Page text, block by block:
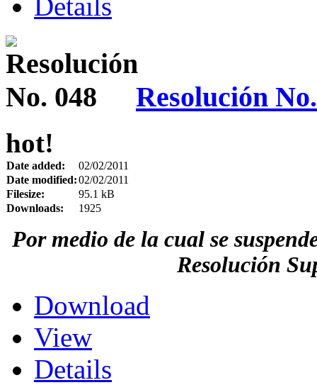
Details
Resolución
hot!
Date added:
02/02/2011
Date modified:02/02/2011
Filesize:
95.1 kB
Downloads:
1925
Por medio de la cual se
Resolución
Download
View
Details